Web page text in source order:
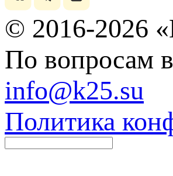
© 2016-2026
По вопросам
info@k25.su
Политика